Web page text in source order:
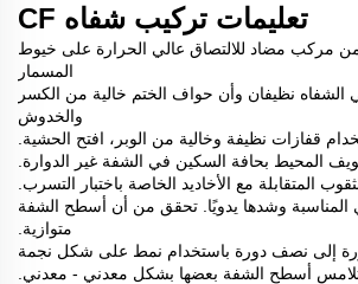
تعليمات تركيب شفاه CF
مركب مضاد للالتصاق عالي الحرارة على خيوط
المسمار
نظيفان وأن حواف الختم خالية من الكسر
والخدوش
المناسبة وشدها يدويًا. تحقق من أن أسطح الشفة
متوازية.
دورة إلى نصف دورة باستخدام نمط على شكل نجمة
أسطح الشفة بعضها بشكل معدني - معدني.